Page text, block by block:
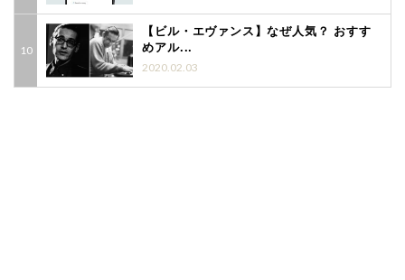
【ビル・エヴァンス】なぜ人気？ おすす
めアル...
2020.02.03